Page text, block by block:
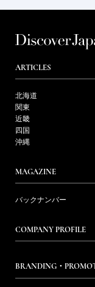
ARTICLES
北海道
関東
近畿
四国
沖縄
MAGAZINE
バックナンバー
COMPANY PROFILE
BRANDING・